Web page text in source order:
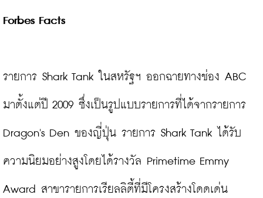
Forbes Facts
รายการ Shark Tank ในสหรัฐฯ ออกฉายทางช่อง ABC
มาตั้งแต่ปี 2009 ซึ่งเป็นรูปแบบรายการที่ได้จากรายการ
Dragon's Den ของญี่ปุ่น รายการ Shark Tank ได้รับ
ความนิยมอย่างสูงโดยได้รางวัล Primetime Emmy
Award สาขารายการเรียลลิตี้ที่มีโครงสร้างโดดเด่น